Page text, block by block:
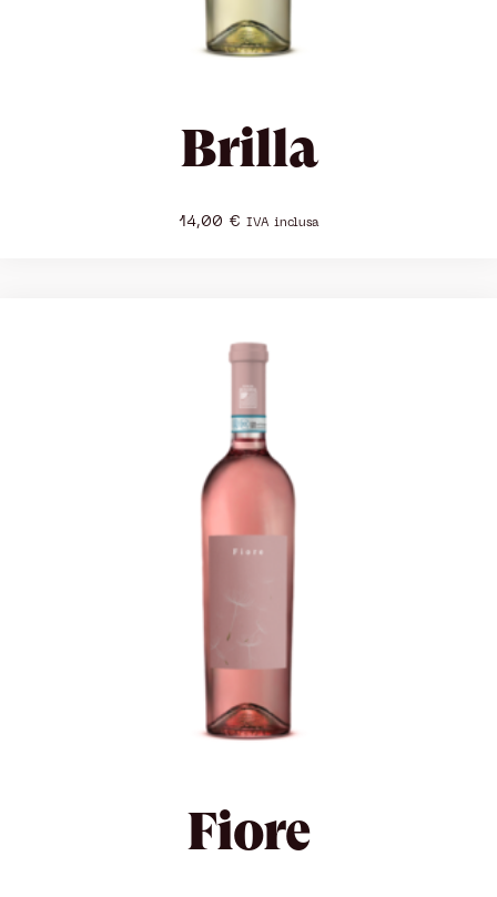
Brilla
14,00 € IVA inclusa
Fiore